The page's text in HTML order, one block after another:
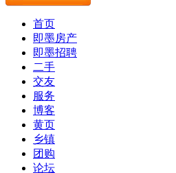
首页
即墨房产
即墨招聘
二手
交友
服务
博客
黄页
乡镇
团购
论坛